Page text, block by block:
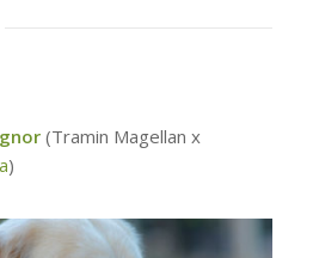
(Tramin Magellan x
)